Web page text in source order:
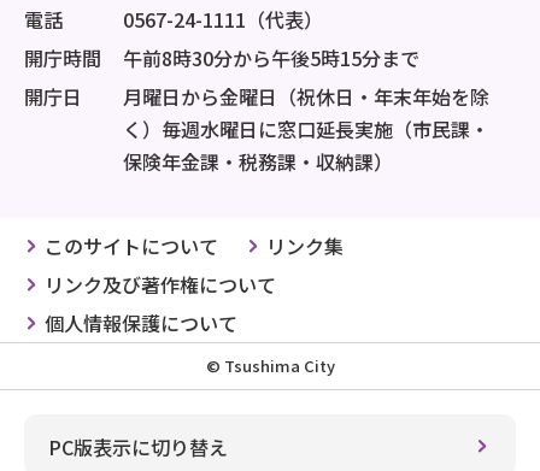
電話
0567-24-1111（代表）
開庁時間
午前8時30分から午後5時15分まで
開庁日
月曜日から金曜日（祝休日・年末年始を除
く）毎週水曜日に窓口延長実施（市民課・
保険年金課・税務課・収納課）
このサイトについて
リンク集
リンク及び著作権について
個人情報保護について
© Tsushima City
PC版表示に切り替え